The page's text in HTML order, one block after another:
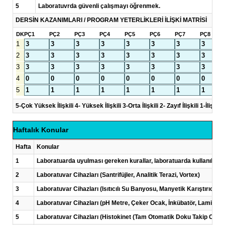
5
Laboratuvrda güvenli çalışmayı öğrenmek.
DERSİN KAZANIMLARI / PROGRAM YETERLİKLERİ İLİŞKİ MATRİSİ
DKPÇ1 PÇ2 PÇ3 PÇ4 PÇ5 PÇ6 PÇ7 PÇ8
1
2
3
4
5
5-Çok Yüksek İlişkili 4- Yüksek İlişkili 3-Orta İlişkili 2- Zayıf İlişkili 1-
Haftalık Konular
Hafta
Konular
1
Laboratuarda uyulması gereken kurallar, laboratuarda kullanılan
2
Laboratuvar Cihazları (Santrifüjler, Analitik Terazi, Vortex)
3
Laboratuvar Cihazları (Isıtıcılı Su Banyosu, Manyetik Karıştırıcı,
4
Laboratuvar Cihazları (pH Metre, Çeker Ocak, İnkübatör, Laminar
5
Laboratuvar Cihazları (Histokinet (Tam Otomatik Doku Takip